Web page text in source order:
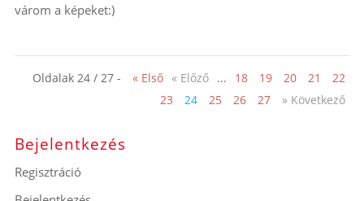
várom a képeket:)
Oldalak 24 / 27 - « Első « Előző ... 18 19 20 21
22
23
24 25 26 27 » Következő
Bejelentkezés
Regisztráció